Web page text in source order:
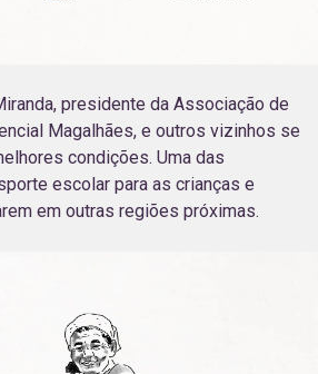
presidente da Associação de
Magalhães, e outros vizinhos se
condições. Uma das
escolar para as crianças e
em outras regiões próximas.